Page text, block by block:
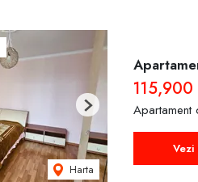
Harta
Next
115,900
Vezi